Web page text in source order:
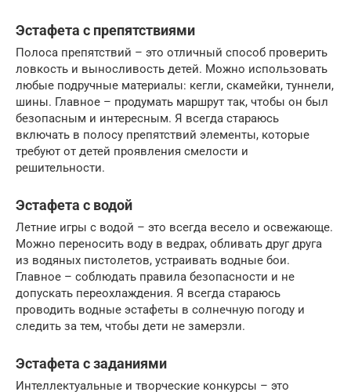
Эстафета с препятствиями
Полоса препятствий – это отличный способ проверить
ловкость и выносливость детей. Можно использовать
любые подручные материалы: кегли, скамейки, туннели,
шины. Главное – продумать маршрут так, чтобы он был
безопасным и интересным. Я всегда стараюсь
включать в полосу препятствий элементы, которые
требуют от детей проявления смелости и
решительности.
Эстафета с водой
Летние игры с водой – это всегда весело и освежающе.
Можно переносить воду в ведрах, обливать друг друга
из водяных пистолетов, устраивать водные бои.
Главное – соблюдать правила безопасности и не
допускать переохлаждения. Я всегда стараюсь
проводить водные эстафеты в солнечную погоду и
следить за тем, чтобы дети не замерзли.
Эстафета с заданиями
Интеллектуальные и творческие конкурсы – это